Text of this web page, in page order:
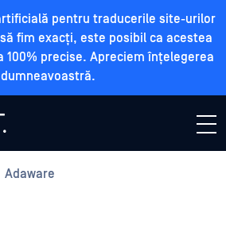
pentru traducerile site-urilor
fim exacți, este posibil ca acestea
100% precise. Apreciem înțelegerea
dumneavoastră.
Adaware